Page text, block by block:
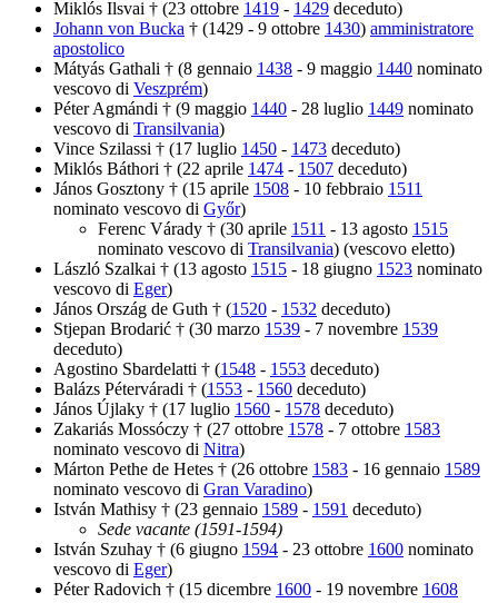
Miklós Ilsvai † (23 ottobre 1419 - 1429 deceduto)
Johann von Bucka † (1429 - 9 ottobre 1430) amministratore
apostolico
Mátyás Gathali † (8 gennaio 1438 - 9 maggio 1440 nominato
vescovo di Veszprém)
Péter Agmándi † (9 maggio 1440 - 28 luglio 1449 nominato
vescovo di Transilvania)
Vince Szilassi † (17 luglio 1450 - 1473 deceduto)
Miklós Báthori † (22 aprile 1474 - 1507 deceduto)
János Gosztony † (15 aprile 1508 - 10 febbraio 1511
nominato vescovo di Győr)
Ferenc Várady † (30 aprile 1511 - 13 agosto 1515
nominato vescovo di Transilvania) (vescovo eletto)
László Szalkai † (13 agosto 1515 - 18 giugno 1523 nominato
vescovo di Eger)
János Ország de Guth † (1520 - 1532 deceduto)
Stjepan Brodarić † (30 marzo 1539 - 7 novembre 1539
deceduto)
Agostino Sbardelatti † (1548 - 1553 deceduto)
Balázs Péterváradi † (1553 - 1560 deceduto)
János Újlaky † (17 luglio 1560 - 1578 deceduto)
Zakariás Mossóczy † (27 ottobre 1578 - 7 ottobre 1583
nominato vescovo di Nitra)
Márton Pethe de Hetes † (26 ottobre 1583 - 16 gennaio 1589
nominato vescovo di Gran Varadino)
István Mathisy † (23 gennaio 1589 - 1591 deceduto)
Sede vacante (1591-1594)
István Szuhay † (6 giugno 1594 - 23 ottobre 1600 nominato
vescovo di Eger)
Péter Radovich † (15 dicembre 1600 - 19 novembre 1608